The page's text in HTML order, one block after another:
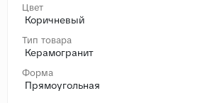
Цвет
Коричневый
Тип товара
Керамогранит
Форма
Прямоугольная